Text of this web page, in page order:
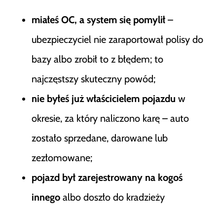
miałeś OC, a system się pomylił –
ubezpieczyciel nie zaraportował polisy do
bazy albo zrobił to z błędem; to
najczęstszy skuteczny powód;
nie byłeś już właścicielem pojazdu w
okresie, za który naliczono karę – auto
zostało sprzedane, darowane lub
zezłomowane;
pojazd był zarejestrowany na kogoś
innego albo doszło do kradzieży